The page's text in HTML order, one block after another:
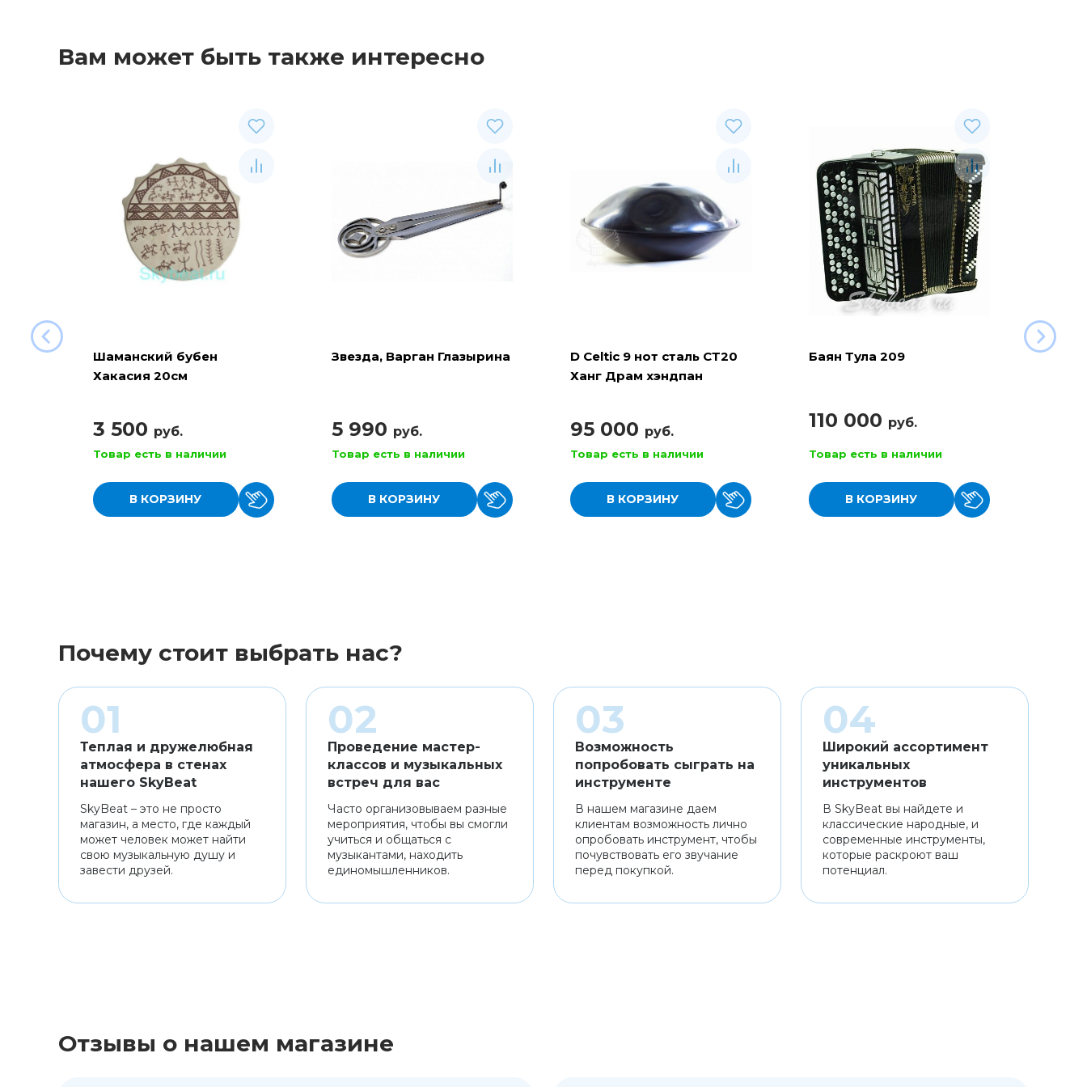
Вам может быть также интересно
Шаманский бубен
Хакасия 20см
3 500 руб.
Товар есть в наличии
В КОРЗИНУ
Звезда, Варган Глазырина
5 990 руб.
Товар есть в наличии
В КОРЗИНУ
D Celtic 9 нот сталь СТ20
Ханг Драм хэндпан
95 000 руб.
Товар есть в наличии
В КОРЗИНУ
Баян Тула 209
110 000 руб.
Товар есть в наличии
В КОРЗИНУ
Почему стоит выбрать нас?
Теплая и дружелюбная
атмосфера в стенах
нашего SkyBeat
SkyBeat – это не просто
магазин, а место, где каждый
может человек может найти
свою музыкальную душу и
завести друзей.
Проведение мастер-
классов и музыкальных
встреч для вас
Часто организовываем разные
мероприятия, чтобы вы смогли
учиться и общаться с
музыкантами, находить
единомышленников.
Возможность
попробовать сыграть на
инструменте
В нашем магазине даем
клиентам возможность лично
опробовать инструмент, чтобы
почувствовать его звучание
перед покупкой.
Широкий ассортимент
уникальных
инструментов
В SkyBeat вы найдете и
классические народные, и
современные инструменты,
которые раскроют ваш
потенциал.
Отзывы о нашем магазине